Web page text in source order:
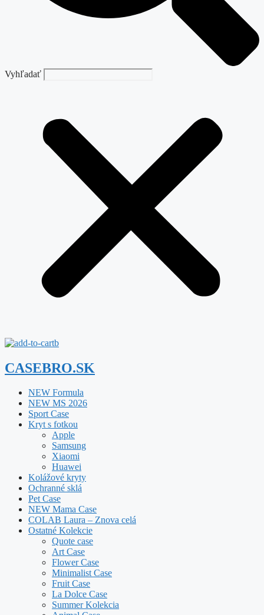
Vyhľadať
CASEBRO.SK
NEW Formula
NEW MS 2026
Sport Case
Kryt s fotkou
Apple
Samsung
Xiaomi
Huawei
Kolážové kryty
Ochranné sklá
Pet Case
NEW Mama Case
COLAB Laura – Znova celá
Ostatné Kolekcie
Quote case
Art Case
Flower Case
Minimalist Case
Fruit Case
La Dolce Case
Summer Kolekcia